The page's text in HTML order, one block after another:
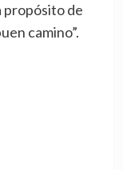
propósito de
camino”.